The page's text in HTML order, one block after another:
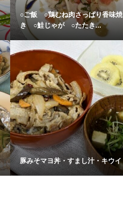
○ご飯 ○鶏むね肉さっぱり香味焼
き ○鮭じゃが ○たたき...
豚みそマヨ丼・すまし汁・キウイ